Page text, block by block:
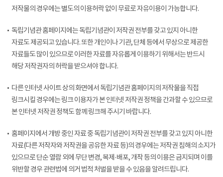
저작물의 경우에는 별도의 이용허락 없이 무료로 자유이용이 가능합니다.
독립기념관 홈페이지에는 독립기념관이 저작권 전부를 갖고 있지 아니한
자료도 제공되고 있습니다. 또한 개인이나 기관, 단체 등에서 무상으로 제공한
자료들도 많이 있으므로 이러한 자료를 자유롭게 이용하기 위해서는 반드시
해당 저작권자의 허락을 받으셔야 합니다.
다른 인터넷 사이트 상의 화면에서 독립기념관 홈페이지의 저작물을 직접
링크시킬 경우에는 링크 이용자가 본 인터넷 저작권 정책을 간과할 수 있으므로
본 인터넷 저작권 정책도 함께 링크해 주시기 바랍니다.
홈페이지에서 개방 중인 자료 중 독립기념관이 저작권 전부를 갖고 있지 아니한
자료(다른 저작자와 저작권을 공유한 자료 등)의 경우에는 저작권 침해의 소지가
있으므로 단순 열람 외에 무단 변경, 복제·배포, 개작 등의 이용은 금지되며 이를
위반할 경우 관련법에 의거 법적 처벌을 받을 수 있음을 알려드립니다.